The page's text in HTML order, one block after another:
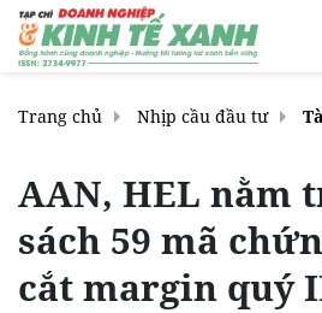
Trang chủ Nhịp cầu đầu tư
AAN, HEL nằm
sách 59 mã
cắt margin quý